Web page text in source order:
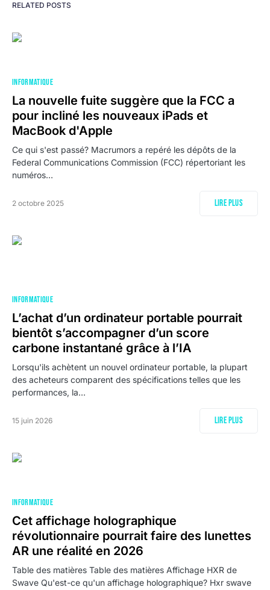
RELATED POSTS
INFORMATIQUE
La nouvelle fuite suggère que la FCC a
pour incliné les nouveaux iPads et
MacBook d'Apple
Ce qui s'est passé? Macrumors a repéré les dépôts de la
Federal Communications Commission (FCC) répertoriant les
numéros…
2 octobre 2025 Lire plus
INFORMATIQUE
L’achat d’un ordinateur portable pourrait
bientôt s’accompagner d’un score
carbone instantané grâce à l’IA
Lorsqu'ils achètent un nouvel ordinateur portable, la plupart
des acheteurs comparent des spécifications telles que les
performances, la…
15 juin 2026 Lire plus
INFORMATIQUE
Cet affichage holographique
révolutionnaire pourrait faire des lunettes
AR une réalité en 2026
Table des matières Table des matières Affichage HXR de
Swave Qu'est-ce qu'un affichage holographique? Hxr swave